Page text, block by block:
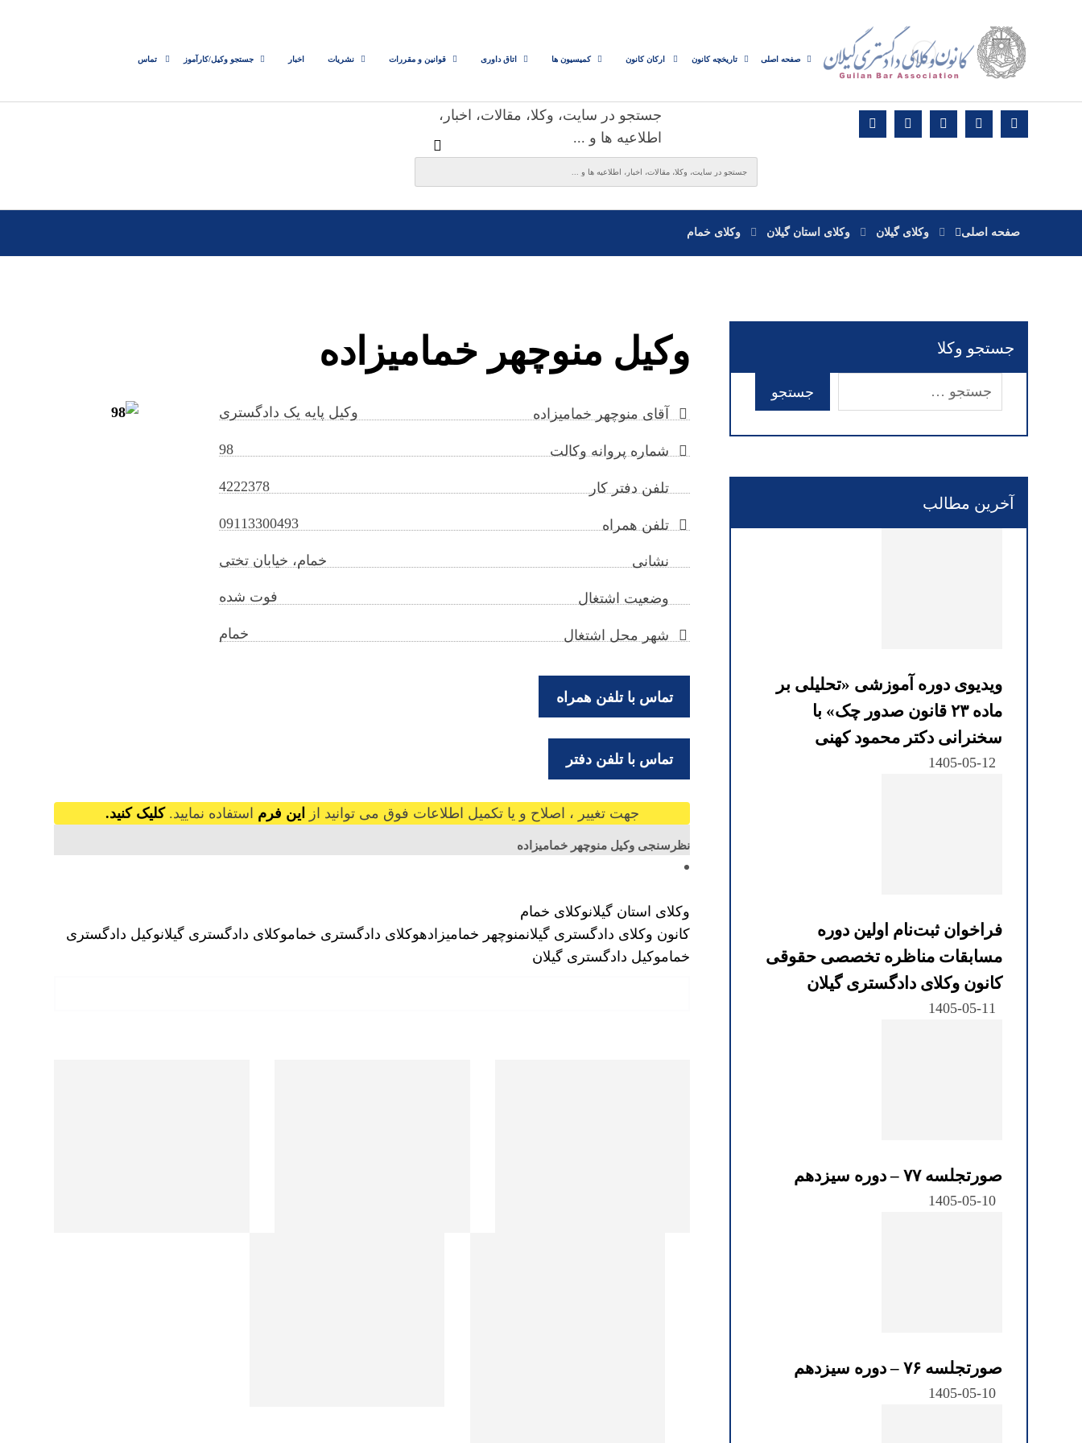
صفحه اصلی تاریخچه کانون ارکان کانون کمیسیون ها اتاق داوری قوانین و مقررات نشریات اخبار جستجو وکیل/کارآموز تماس
جستجو در سایت، وکلا، مقالات، اخبار،
اطلاعیه ها و ...
صفحه اصلی وکلای گیلان وکلای استان گیلان وکلای خمام
وکیل منوچهر خمامیزاده
آقای منوچهر خمامیزاده وکیل پایه یک دادگستری
شماره پروانه وکالت 98
تلفن دفتر کار 4222378
تلفن همراه 09113300493
نشانی خمام، خیابان تختی
وضعیت اشتغال فوت شده
شهر محل اشتغال خمام
تماس با تلفن همراه
تماس با تلفن دفتر
جهت تغییر ، اصلاح و یا تکمیل اطلاعات فوق می توانید از این فرم استفاده نمایید. کلیک کنید.
نظرسنجی وکیل منوچهر خمامیزاده
وکلای استان گیلانوکلای خمام
کانون وکلای دادگستری گیلانمنوچهر خمامیزادهوکلای دادگستری خماموکلای دادگستری گیلانوکیل دادگستری
خماموکیل دادگستری گیلان
جستجو وکلا
آخرین مطالب
ویدیوی دوره آموزشی «تحلیلی بر
ماده ۲۳ قانون صدور چک» با
سخنرانی دکتر محمود کهنی
1405-05-12
فراخوان ثبت‌نام اولین دوره
مسابقات مناظره تخصصی حقوقی
کانون وکلای دادگستری گیلان
1405-05-11
صورتجلسه ۷۷ – دوره سیزدهم
1405-05-10
صورتجلسه ۷۶ – دوره سیزدهم
1405-05-10